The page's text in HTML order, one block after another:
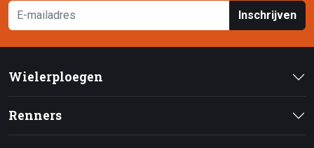
Inschrijven
Wielerploegen
Renners